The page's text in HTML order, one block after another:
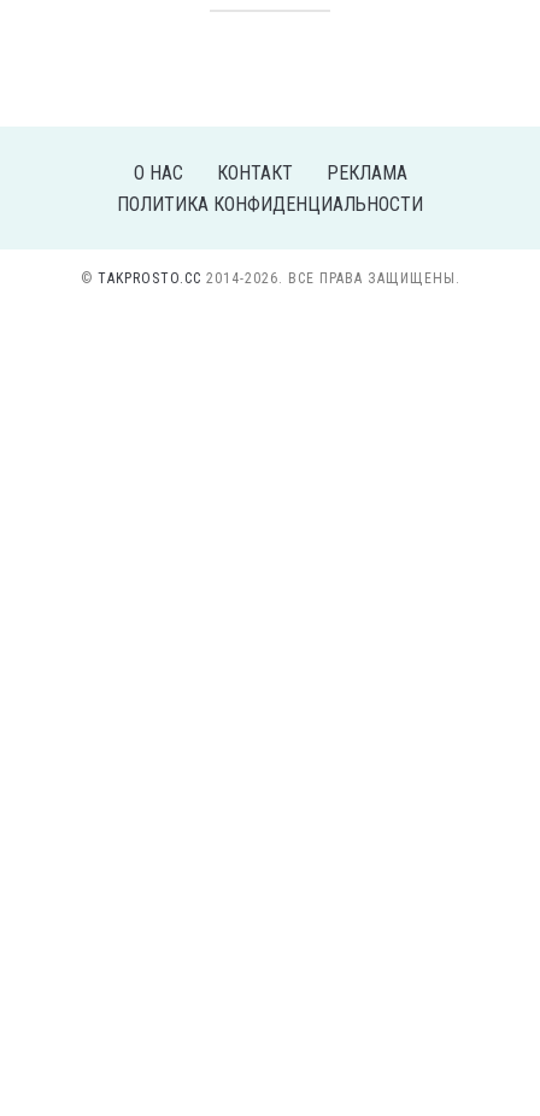
О НАС КОНТАКТ
РЕКЛАМА
ПОЛИТИКА КОНФИДЕНЦИАЛЬНОСТИ
© TAKPROSTO.CC 2014-2026. ВСЕ ПРАВА ЗАЩИЩЕНЫ.